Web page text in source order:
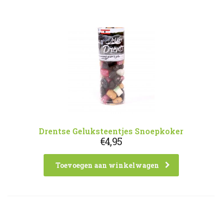
Drentse Geluksteentjes Snoepkoker
€4,95
Toevoegen aan winkelwagen